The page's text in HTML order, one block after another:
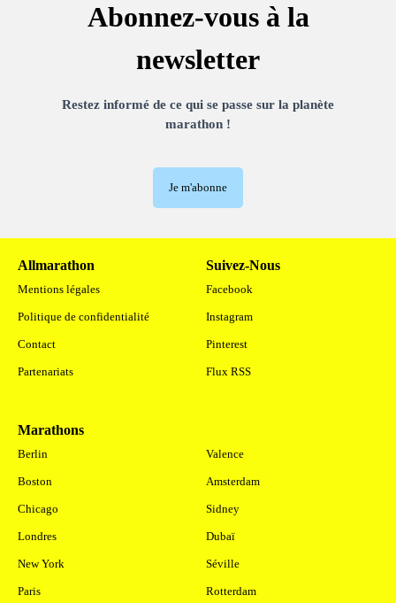
Abonnez-vous à la
newsletter
Restez informé de ce qui se passe sur la planète
marathon !
Je m'abonne
Allmarathon
Mentions légales
Politique de confidentialité
Contact
Partenariats
Suivez-Nous
Facebook
Instagram
Pinterest
Flux RSS
Marathons
Berlin
Boston
Chicago
Londres
New York
Paris
Valence
Amsterdam
Sidney
Dubaï
Séville
Rotterdam